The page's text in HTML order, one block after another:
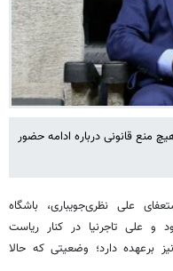
قانونی درباره ادامه حضور
علی نظری‌جویباری، باشگاه
و علی تاجرنیا در کنار ریاست
برعهده دارد؛ وضعیتی که حالا